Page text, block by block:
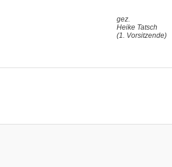
gez.
Heike Tatsch
(1. Vorsitzende)